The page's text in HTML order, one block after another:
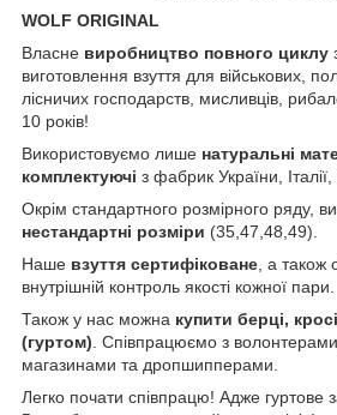
WOLF ORIGINAL
Власне виробництво повного циклу
виготовлення взуття для військових,
лісничих господарств, мисливців,
10 років!
Використовуємо лише натуральні
комплектуючі з фабрик України,
Окрім стандартного розмірного ряду,
нестандартні розміри (35,47,48,49).
Наше взуття сертифіковане , а також
внутрішній контроль якості кожної пари.
Також у нас можна купити берці,
(гуртом) . Співпрацюємо з
магазинами та дропшипперами.
Легко почати співпрацю! Адже гуртове